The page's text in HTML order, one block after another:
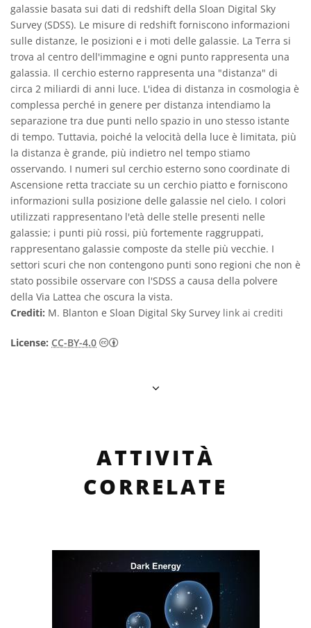
galassie basata sui dati di redshift della Sloan Digital Sky
Survey (SDSS). Le misure di redshift forniscono informazioni
sulle distanze, le posizioni e i moti delle galassie. La Terra si
trova al centro dell'immagine e ogni punto rappresenta una
galassia. Il cerchio esterno rappresenta una "distanza" di
circa 2 miliardi di anni luce. L'idea di distanza in cosmologia è
complessa perché in genere per distanza intendiamo la
separazione tra due punti nello spazio in uno stesso istante
di tempo. Tuttavia, poiché la velocità della luce è limitata, più
la distanza è grande, più indietro nel tempo stiamo
osservando. I numeri sul cerchio esterno sono coordinate di
Ascensione retta tracciate su un cerchio piatto e forniscono
informazioni sulla posizione delle galassie nel cielo. I colori
utilizzati rappresentano l'età delle stelle presenti nelle
galassie; i punti più rossi, più fortemente raggruppati,
rappresentano galassie composte da stelle più vecchie. I
settori scuri che non contengono punti sono regioni che non è
stato possibile osservare con l'SDSS a causa della polvere
della Via Lattea che oscura la vista.
Crediti: M. Blanton e Sloan Digital Sky Survey link ai crediti
License: CC-BY-4.0 Creative Commons Attribuzione 4.0
ATTIVITÀ
CORRELATE